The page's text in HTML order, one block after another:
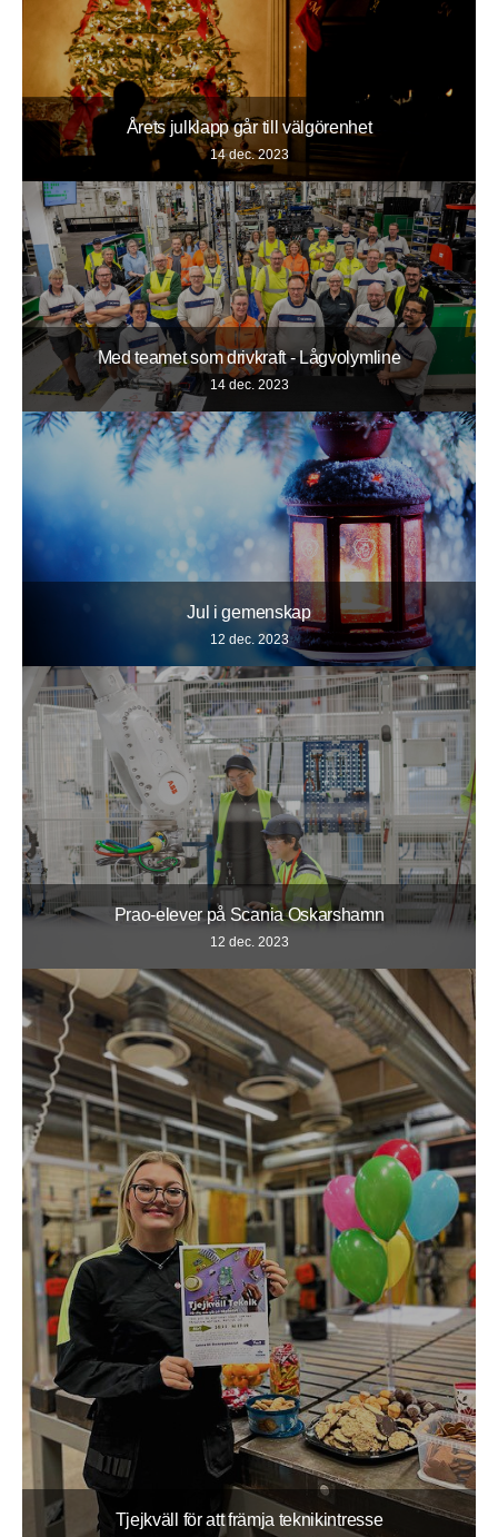
Årets julklapp går till välgörenhet
14 dec. 2023
Med teamet som drivkraft - Lågvolymline
14 dec. 2023
Jul i gemenskap
12 dec. 2023
Prao-elever på Scania Oskarshamn
12 dec. 2023
Tjejkväll för att främja teknikintresse